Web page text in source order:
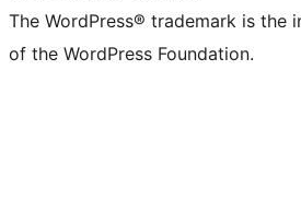
The WordPress® trademark is the
of the WordPress Foundation.